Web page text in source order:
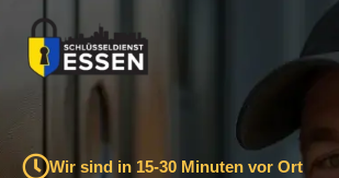
Inhalt
springen
Wir sind in 15-30 Minuten vor Ort